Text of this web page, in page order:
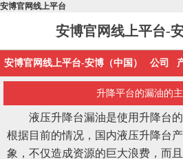
安博官网线上平台
安博官网线上平台-
安博官网线上平台-安博（中国） 公司
升降平台的漏油的
液压升降台漏油是使用升降台
根据目前的情况，国内液压升降台
象，不仅造成资源的巨大浪费，而